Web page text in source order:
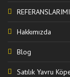
Hakkımızda
Blog
Satılık Yavru